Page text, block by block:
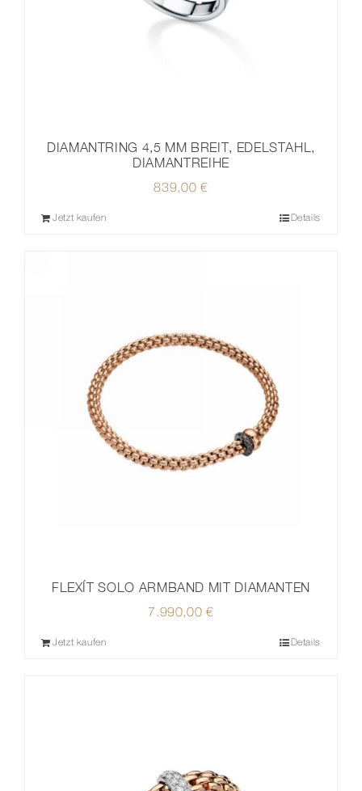
DIAMANTRING 4,5 MM BREIT, EDELSTAHL,
DIAMANTREIHE
839,00 €
Jetzt kaufen Details
FLEXÍT SOLO ARMBAND MIT DIAMANTEN
7.990,00€
Jetzt kaufen Details